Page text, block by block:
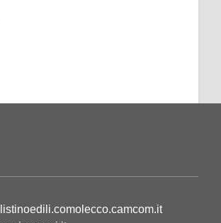
listinoedili.comolecco.camcom.it